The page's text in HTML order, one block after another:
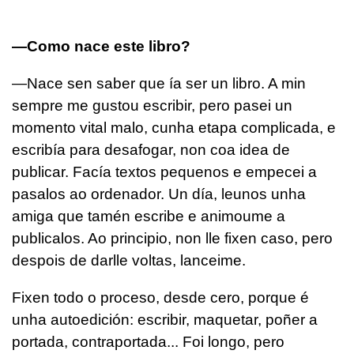
—Como nace este libro?
—Nace sen saber que ía ser un libro. A min
sempre me gustou escribir, pero pasei un
momento vital malo, cunha etapa complicada, e
escribía para desafogar, non coa idea de
publicar. Facía textos pequenos e empecei a
pasalos ao ordenador. Un día, leunos unha
amiga que tamén escribe e animoume a
publicalos. Ao principio, non lle fixen caso, pero
despois de darlle voltas, lanceime.
Fixen todo o proceso, desde cero, porque é
unha autoedición: escribir, maquetar, poñer a
portada, contraportada... Foi longo, pero